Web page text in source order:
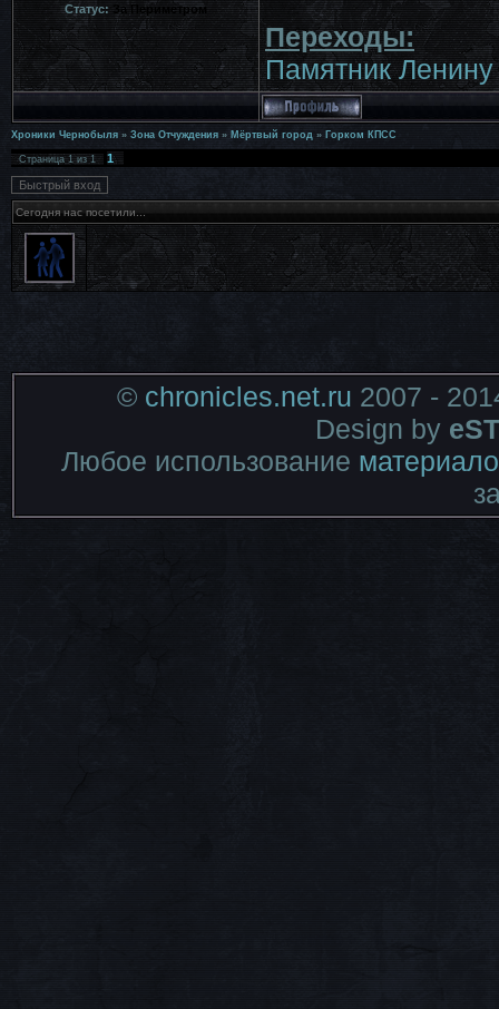
Статус: За Периметром
Переходы:
Памятник Ленину
Хроники Чернобыля » Зона Отчуждения » Мёртвый город » Горком КПСС
Страница1из1 1
Сегодня нас посетили...
© chronicles.net.ru 2007 -
Design by
Любое использование